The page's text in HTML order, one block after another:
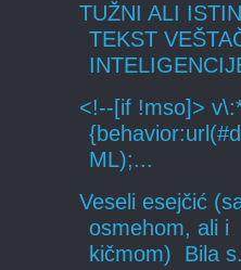
TUŽNI ALI
TEKST
<!--[if !mso]>
ML);...
Veseli esejčić
osmehom, ali i
kičmom) Bila